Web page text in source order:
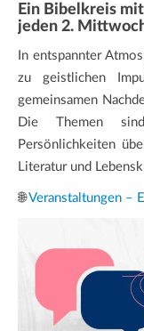
Ein Bibelkreis
jeden 2.
In entspannter
zu geistlichen
gemeinsamen
Die Themen
Persönlichkeiten
Literatur und
🌐Veranstaltungen –